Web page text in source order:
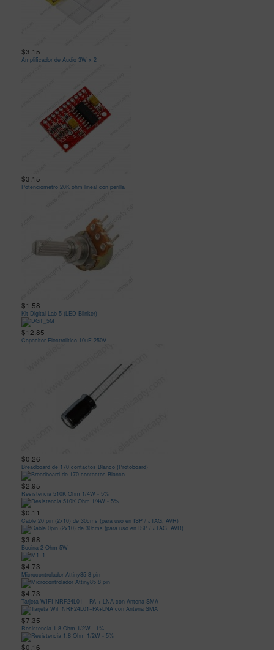
$3.15
Amplificador de Audio 3W x 2
$3.15
Potenciometro 20K ohm lineal con perilla
$1.58
Kit Digital Lab 5 (LED Blinker)
$12.85
Capacitor Electrolitico 10uF 250V
$0.26
Breadboard de 170 contactos Blanco (Protoboard)
$2.95
Resistencia 510K Ohm 1/4W - 5%
$0.11
Cable 20 pin (2x10) de 30cms (para uso en ISP / JTAG, AVR)
$3.68
Bocina 2 Ohm 5W
$4.73
Microcontrolador Attiny85 8 pin
$4.73
Tarjeta WIFI NRF24L01 + PA + LNA con Antena SMA
$7.35
Resistencia 1.8 Ohm 1/2W - 1%
$0.16